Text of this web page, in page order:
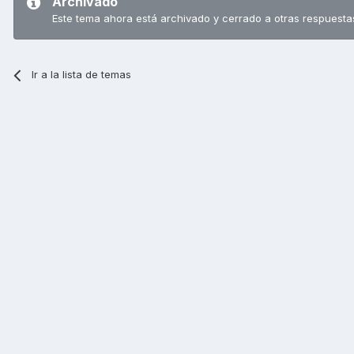
Este tema ahora está archivado y cerrado a otras
Ir a la lista de temas